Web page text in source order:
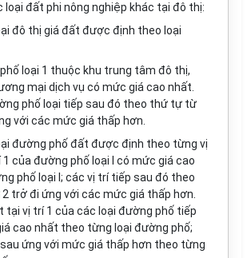
loại đất phi nông nghiệp khác tại đô thị:
đô thị giá đất được định theo loại
loại 1 thuộc khu trung tâm đô thị,
mại dịch vụ có mức giá cao nhất.
phố loại tiếp sau đó theo thứ tự từ
với các mức giá thấp hơn.
đường phố đất được định theo từng vị
của đường phố loại I có mức giá cao
phố loại I; các vị trí tiếp sau đó theo
trở đi ứng với các mức giá thấp hơn.
tại vị trí 1 của các loại đường phố tiếp
cao nhất theo từng loại đường phố;
ứng với mức giá thấp hơn theo từng